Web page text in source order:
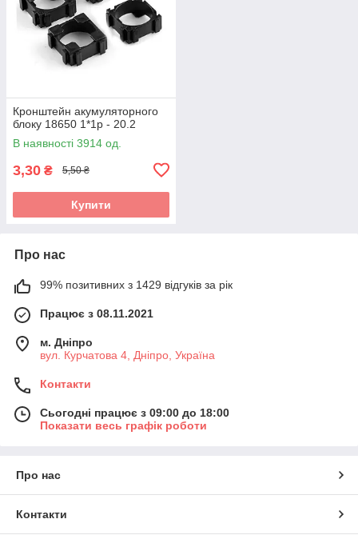
Кронштейн акумуляторного
блоку 18650 1*1p - 20.2
В наявності 3914 од.
3,30 ₴ 5,50 ₴
Купити
Про нас
99% позитивних з 1429 відгуків за рік
Працює з 08.11.2021
м. Дніпро
вул. Курчатова 4, Дніпро, Україна
Контакти
Сьогодні працює з 09:00 до 18:00
Показати весь графік роботи
Про нас
Контакти